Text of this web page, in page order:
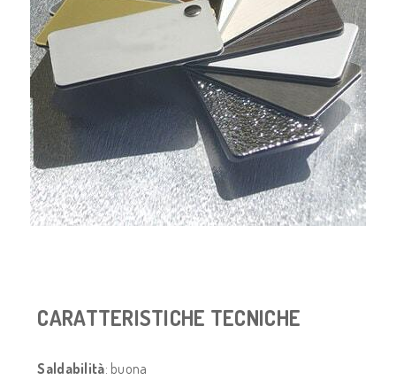
CARATTERISTICHE TECNICHE
Saldabilità: buona